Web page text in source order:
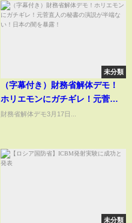
未分類
（字幕付き）財務省解体デモ！
ホリエモンにガチギレ！元菅直
人の秘書の演説が半端ない！日
財務省解体デモ3月17日...
未分類